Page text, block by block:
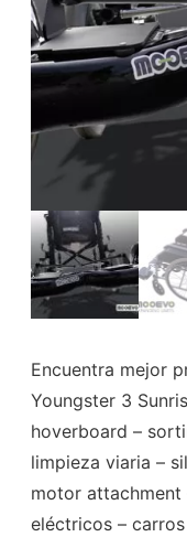
Encuentra mejor
Youngster 3
hoverboard –
limpieza viaria –
motor attachment
eléctricos –